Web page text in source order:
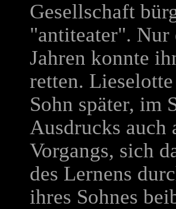
Gesellschaft
"antiteater". Nur
Jahren konnte
retten.
Sohn später, im
Ausdrucks auch
Vorgangs, sich
des Lernens
ihres Sohnes